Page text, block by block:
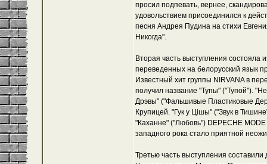
просил подпевать, вернее,
удовольствием присоединился к
песня Андрея Пудина на стихи
Никогда".
Вторая часть выступления состояла
переведенных на белорусский язык
Известный хит группы NIRVANA в
получил название "Тупы" ("Тупой").
Дрэвы" ("Фальшивые Пластиковые
Крупицей. "Гук у Цішы" ("Звук в
"Каханне" ("Любовь") DEPECHE
западного рока стало приятной
Третью часть выступления